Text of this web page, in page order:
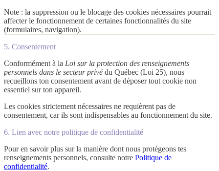
Note : la suppression ou le blocage des cookies nécessaires pourrait
affecter le fonctionnement de certaines fonctionnalités du site
(formulaires, navigation).
5. Consentement
Conformément à la Loi sur la protection des renseignements
personnels dans le secteur privédu Québec (Loi 25), nous
recueillons ton consentement avant de déposer tout cookie non
essentiel sur ton appareil.
Les cookies strictement nécessaires ne requièrent pas de
consentement, car ils sont indispensables au fonctionnement du site.
6. Lien avec notre politique de confidentialité
Pour en savoir plus sur la manière dont nous protégeons tes
renseignements personnels, consulte notre Politique de
confidentialité.